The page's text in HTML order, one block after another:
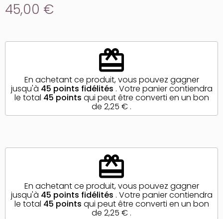
45,00 €
redeem
En achetant ce produit, vous pouvez gagner
jusqu'à 45 points fidélités . Votre panier contiendra
le total 45 points qui peut être converti en un bon
de 2,25 € .
redeem
En achetant ce produit, vous pouvez gagner
jusqu'à 45 points fidélités . Votre panier contiendra
le total 45 points qui peut être converti en un bon
de 2,25 € .